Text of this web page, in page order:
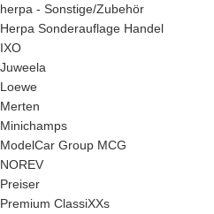
herpa - Sonstige/Zubehör
Herpa Sonderauflage Handel
IXO
Juweela
Loewe
Merten
Minichamps
ModelCar Group MCG
NOREV
Preiser
Premium ClassiXXs